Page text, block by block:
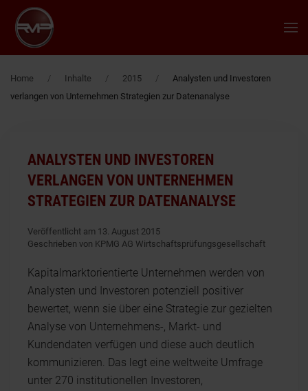
Zum Hauptinhalt springen
Home Inhalte 2015
Analysten und Investoren
verlangen von Unternehmen Strategien zur Datenanalyse
ANALYSTEN UND INVESTOREN
VERLANGEN VON UNTERNEHMEN
STRATEGIEN ZUR DATENANALYSE
Veröffentlicht am 13. August 2015
Geschrieben von KPMG AG Wirtschaftsprüfungsgesellschaft
Kapitalmarktorientierte Unternehmen werden von
Analysten und Investoren potenziell positiver
bewertet, wenn sie über eine Strategie zur gezielten
Analyse von Unternehmens-, Markt- und
Kundendaten verfügen und diese auch deutlich
kommunizieren. Das legt eine weltweite Umfrage
unter 270 institutionellen Investoren,